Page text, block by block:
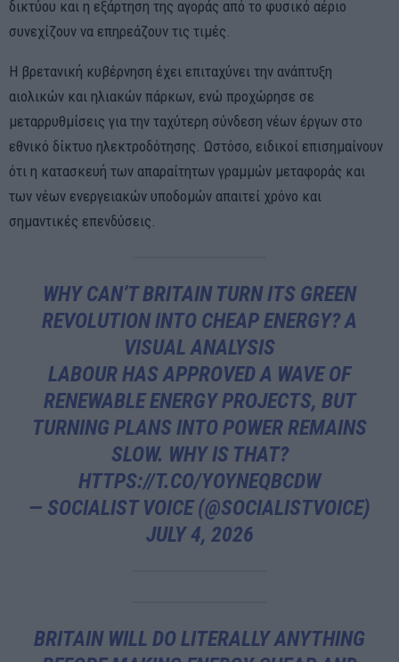
δικτύου και η εξάρτηση της αγοράς από το φυσικό αέριο
συνεχίζουν να επηρεάζουν τις τιμές.
Η βρετανική κυβέρνηση έχει επιταχύνει την ανάπτυξη
αιολικών και ηλιακών πάρκων, ενώ προχώρησε σε
μεταρρυθμίσεις για την ταχύτερη σύνδεση νέων έργων στο
εθνικό δίκτυο ηλεκτροδότησης. Ωστόσο, ειδικοί επισημαίνουν
ότι η κατασκευή των απαραίτητων γραμμών μεταφοράς και
των νέων ενεργειακών υποδομών απαιτεί χρόνο και
σημαντικές επενδύσεις.
WHY CAN’T BRITAIN TURN ITS GREEN
REVOLUTION INTO CHEAP ENERGY? A
VISUAL ANALYSIS
LABOUR HAS APPROVED A WAVE OF
RENEWABLE ENERGY PROJECTS, BUT
TURNING PLANS INTO POWER REMAINS
SLOW. WHY IS THAT?
HTTPS://T.CO/YOYNEQBCDW
— SOCIALIST VOICE (@SOCIALISTVOICE)
JULY 4, 2026
BRITAIN WILL DO LITERALLY ANYTHING